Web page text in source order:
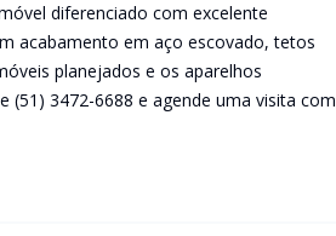
diferenciado com excelente
acabamento em aço escovado, tetos
planejados e os aparelhos
(51) 3472-6688 e agende uma visita com